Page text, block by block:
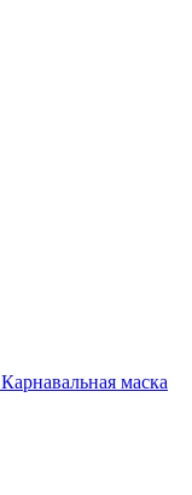
Карнавальная маска